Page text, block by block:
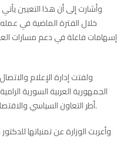
وأشارت إلى أن هذا التعيين
خلال الفترة الماضية في
إسهامات فاعلة في دعم مسارات
ولفتت إدارة الإعلام
الجمهورية العربية السورية
أطر التعاون السياسي والاقتصادي والثقافي بما يخدم المصالح الوطنية.
وأعربت الوزارة عن تمنياتها